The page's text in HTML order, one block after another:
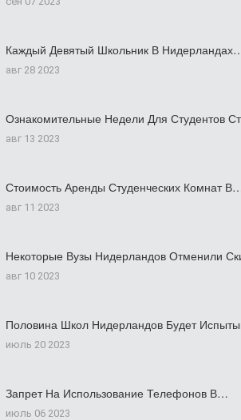
Каждый Девятый Школьник В
авг 28 2023
Ознакомительные Недели Для Студентов
авг 13 2023
Стоимость Аренды Студенческих Комнат
авг 11 2023
Некоторые Вузы Нидерландов Отменили
авг 10 2023
Половина Школ Нидерландов Будет
июль 20 2023
Запрет На Использование Телефонов В…
июль 06 2023